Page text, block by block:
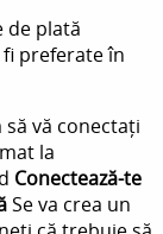
de plată
fi preferate în
vă conectați
la
Conectează-te
Se va crea un